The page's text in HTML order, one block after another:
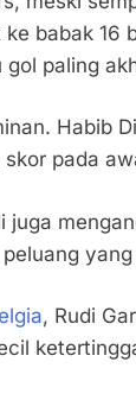
babak
paling
Habib
pada
yang
, Rudi